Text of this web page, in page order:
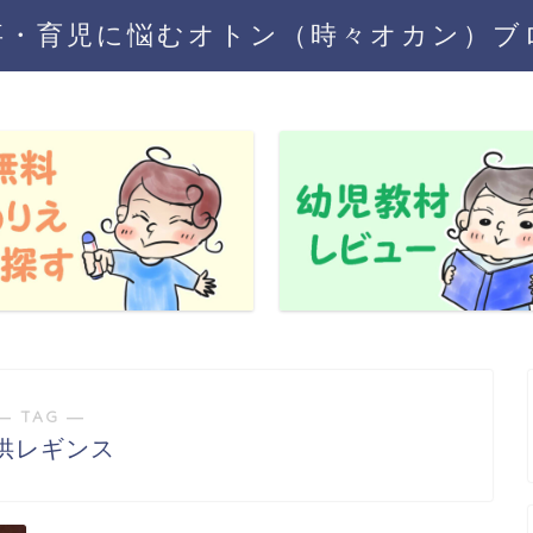
・育児に悩むオトン（時々オカン）ブ
TAG ―
レギンス